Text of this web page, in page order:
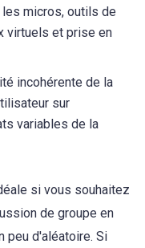
micros, outils de
virtuels et prise en
incohérente de la
sur
variables de la
si vous souhaitez
de groupe en
peu d'aléatoire. Si